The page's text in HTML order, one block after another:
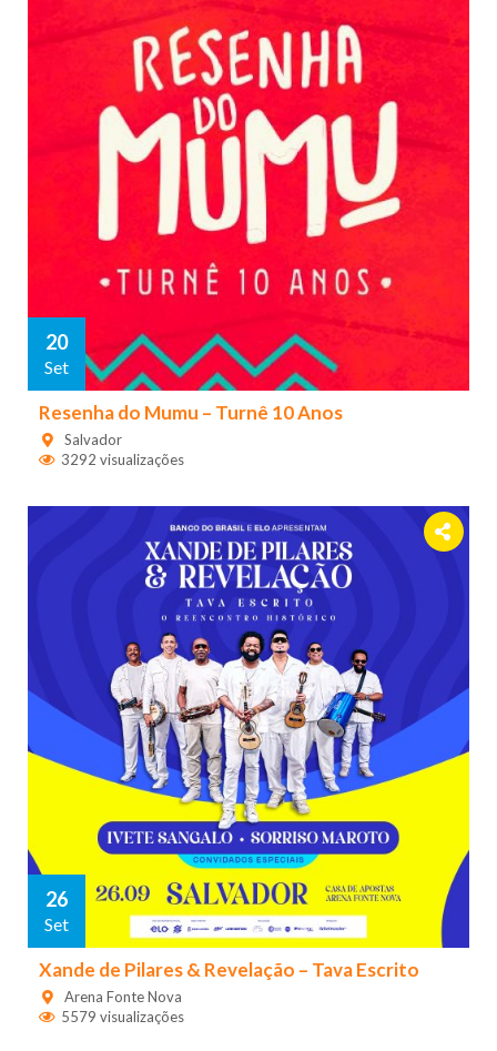
20
Set
Resenha do Mumu – Turnê 10 Anos
Salvador
3292 visualizações
26
Set
Xande de Pilares & Revelação – Tava Escrito
Arena Fonte Nova
5579 visualizações